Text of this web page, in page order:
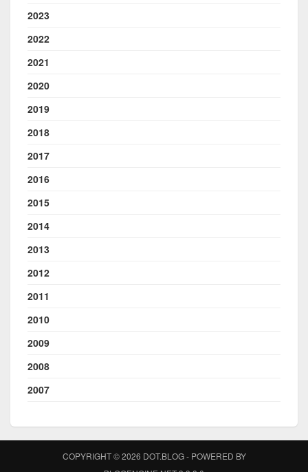
2023
2022
2021
2020
2019
2018
2017
2016
2015
2014
2013
2012
2011
2010
2009
2008
2007
COPYRIGHT © 2026 DOT.BLOG - POWERED BY